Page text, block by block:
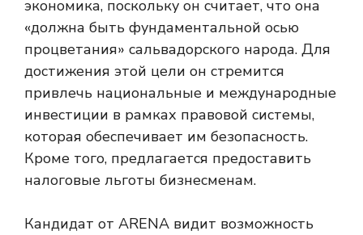
экономика, поскольку он считает, что она
«должна быть фундаментальной осью
процветания» сальвадорского народа. Для
достижения этой цели он стремится
привлечь национальные и международные
инвестиции в рамках правовой системы,
которая обеспечивает им безопасность.
Кроме того, предлагается предоставить
налоговые льготы бизнесменам.
Кандидат от ARENA видит возможность